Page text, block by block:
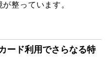
整っています。
ード利用でさらなる特